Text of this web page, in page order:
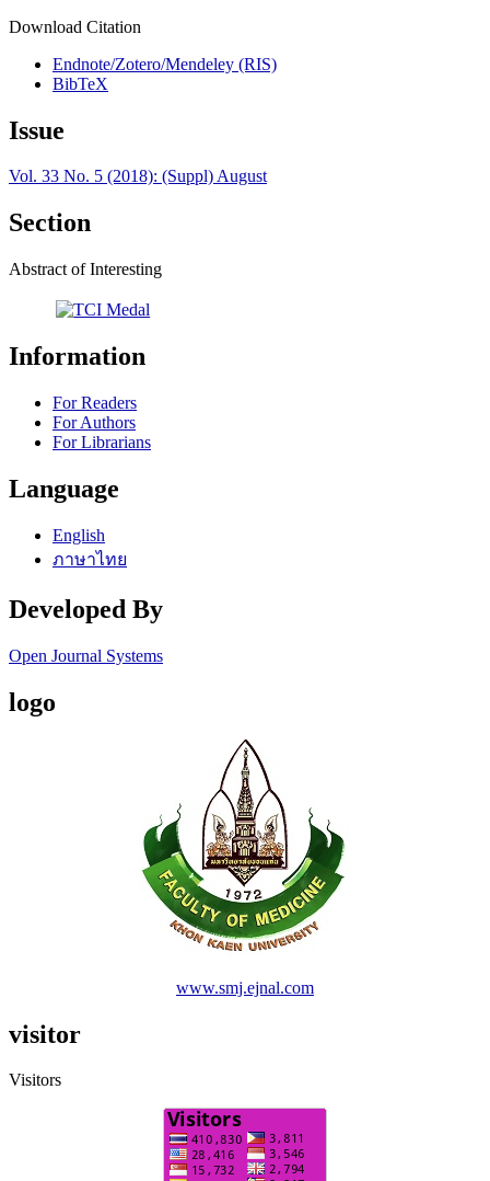
Download Citation
Endnote/Zotero/Mendeley (RIS)
BibTeX
Issue
Vol. 33 No. 5 (2018): (Suppl) August
Section
Abstract of Interesting
Information
For Readers
For Authors
For Librarians
Language
English
ภาษาไทย
Developed By
Open Journal Systems
logo
www.smj.ejnal.com
visitor
Visitors